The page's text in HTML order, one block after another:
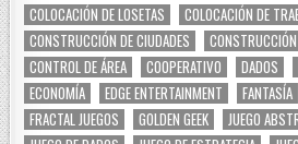
COLOCACIÓN DE LOSETAS
COLOCACIÓN DE
CONSTRUCCIÓN DE CIUDADES
CONTROL DE ÁREA
COOPERATIVO DADOS
ECONOMÍA
EDGE ENTERTAINMENT FANTASÍA
FRACTAL JUEGOS
GOLDEN GEEK JUEGO